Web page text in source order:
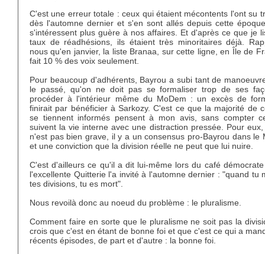
C'est une erreur totale : ceux qui étaient mécontents l'ont su
dès l'automne dernier et s'en sont allés depuis cette
s'intéressent plus guère à nos affaires. Et d'après ce que je
taux de réadhésions, ils étaient très minoritaires déjà.
nous qu'en janvier, la liste Branaa, sur cette ligne, en Île de
fait 10 % des voix seulement.
Pour beaucoup d'adhérents, Bayrou a subi tant de
le passé, qu'on ne doit pas se formaliser trop de ses
procéder à l'intérieur même du MoDem : un excès de
finirait par bénéficier à Sarkozy. C'est ce que la majorité de
se tiennent informés pensent à mon avis, sans compter
suivent la vie interne avec une distraction pressée. Pour
n'est pas bien grave, il y a un consensus pro-Bayrou dans le
et une conviction que la division réelle ne peut que lui nuire.
C'est d'ailleurs ce qu'il a dit lui-même lors du café
l'excellente Quitterie l'a invité à l'automne dernier : "quand tu
tes divisions, tu es mort".
Nous revoilà donc au noeud du problème : le pluralisme.
Comment faire en sorte que le pluralisme ne soit pas la
crois que c'est en étant de bonne foi et que c'est ce qui a
récents épisodes, de part et d'autre : la bonne foi.